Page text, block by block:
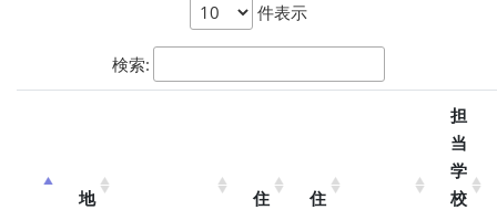
件表示
検索:
地
住
住
担
当
学
校